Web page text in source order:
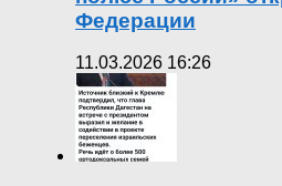
Федерации
11.03.2026 16:26